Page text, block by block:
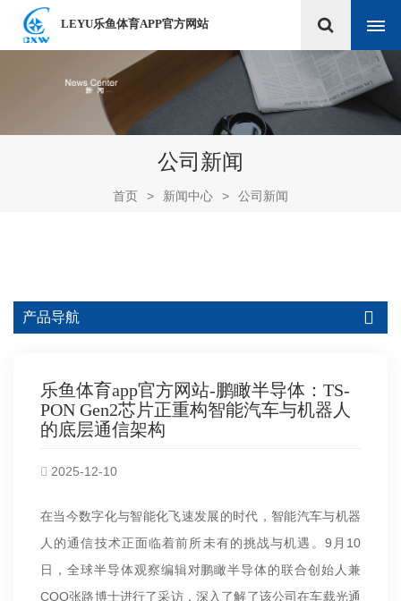
LEYU乐鱼体育APP官方网站
公司新闻
首页 > 新闻中心 > 公司新闻
产品导航
乐鱼体育app官方网站-鹏瞰半导体：TS-
PON Gen2芯片正重构智能汽车与机器人
的底层通信架构
2025-12-10
在当今数字化与智能化飞速发展的时代，智能汽车与机器
人的通信技术正面临着前所未有的挑战与机遇。9月10
日，全球半导体观察编辑对鹏瞰半导体的联合创始人兼
COO张路博士进行了采访，深入了解了该公司在车载光通